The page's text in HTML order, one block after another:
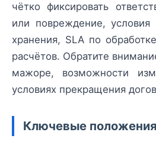
чётко фиксировать
или повреждение, условия
хранения, SLA по
расчётов. Обратите
мажоре, возможности
условиях прекращения
Ключевые